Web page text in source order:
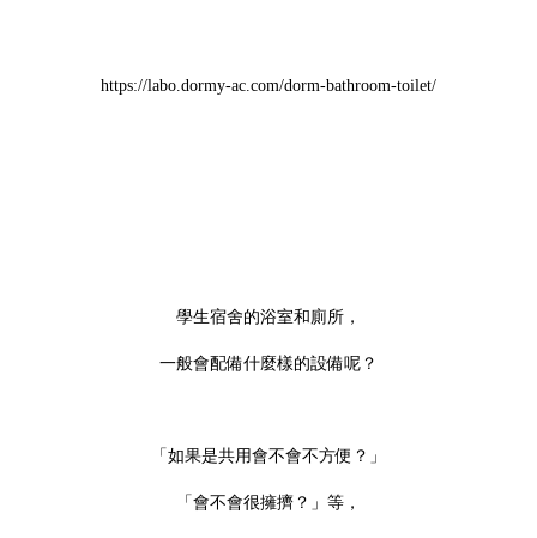
https://labo.dormy-ac.com/dorm-bathroom-toilet/
學生宿舍的浴室和廁所，
一般會配備什麼樣的設備呢？
「如果是共用會不會不方便？」
「會不會很擁擠？」等，